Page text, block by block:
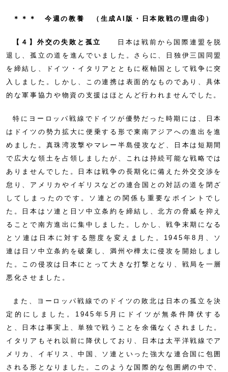
＊＊＊ 今週の教養 （生成AI版・日本敗戦の理由④）
【４】外交の失敗と孤立
日本は戦前から国際連盟を脱
退し、孤立の道を進んでいました。さらに、日独伊三国同盟
を締結し、ドイツ・イタリアとともに枢軸国として戦争に突
入しました。しかし、この連携は表面的なものであり、具体
的な軍事協力や物資の支援はほとんど行われませんでした。
特にヨーロッパ戦線でドイツが優勢だった時期には、日本
はドイツの勢力拡大に便乗する形で東南アジアへの進出を進
めました。真珠湾攻撃やマレー半島侵攻など、日本は短期間
で広大な領土を占領しましたが、これは持続可能な戦略では
ありませんでした。日本は戦争の長期化に備えた外交交渉を
怠り、アメリカやイギリスなどの連合国との対話の道を閉ざ
してしまったのです。ソ連との関係も重要なポイントでし
た。日本はソ連と日ソ中立条約を締結し、北方の脅威を抑え
ることで南方進出に集中しました。しかし、戦争末期になる
とソ連は日本に対する態度を変えました。1945年8月、ソ
連は日ソ中立条約を破棄し、満州や樺太に侵攻を開始しまし
た。この侵攻は日本にとって大きな打撃となり、戦局を一層
悪化させました。
また、ヨーロッパ戦線でのドイツの敗北は日本の孤立を決
定的にしました。1945年5月にドイツが無条件降伏する
と、日本は事実上、単独で戦うことを余儀なくされました。
イタリアもそれ以前に降伏しており、日本は太平洋戦線でア
メリカ、イギリス、中国、ソ連といった強大な連合国に包囲
される形となりました。このような国際的な包囲網の中で、